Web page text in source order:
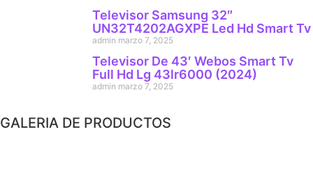
Televisor Samsung 32″
UN32T4202AGXPE Led Hd Smart Tv
admin marzo 7, 2025
Televisor De 43′ Webos Smart Tv
Full Hd Lg 43lr6000 (2024)
admin marzo 7, 2025
GALERIA DE PRODUCTOS